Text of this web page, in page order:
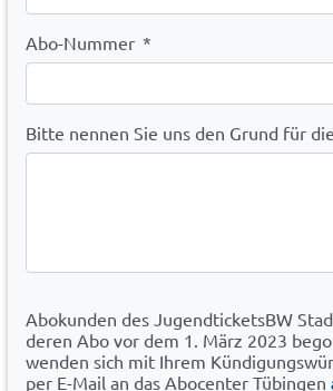
Abo-Nummer *
Bitte nennen Sie uns den Grund für
Abokunden des JugendticketsBW
deren Abo vor dem 1. März 2023
wenden sich mit Ihrem
per E-Mail an das Abocenter Tübingen